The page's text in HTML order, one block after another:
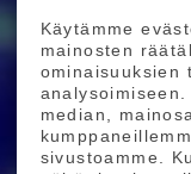
Käytämme
mainosten
ominaisuuksien
median,
sivustoamme.
Ride More –
Helsingissä
TILAA
Tilaamalla